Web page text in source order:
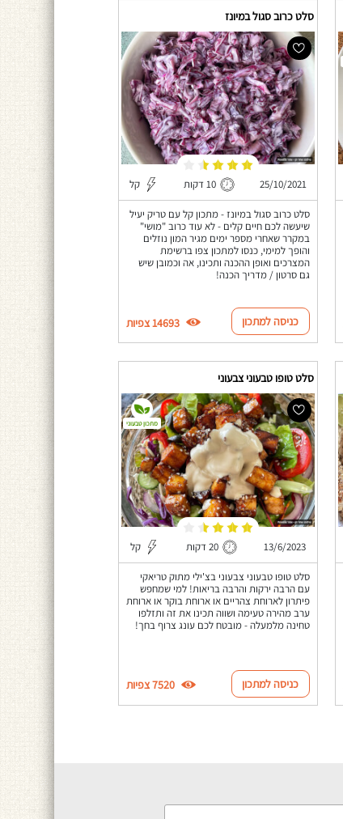
סלט כרוב סגול במיונז
25/10/2021 10 דקות קל
סלט כרוב סגול במיונז - מתכון קל עם טריק יעיל
שיעשה לכם חיים קלים - לא עוד כרוב "מושי"
במקרר שאחרי מספר ימים מגיר המון נוזלים
והופך למימי, כנסו למתכון צפו ברשימת
המצרכים ואופן ההכנה ותכינו, אה וכמובן שיש
גם סרטון / מדריך הכנה!
כניסה למתכון 14693 צפיות
סלט טופו טבעוני צבעוני
13/6/2023 20 דקות קל
סלט טופו טבעוני צבעוני בצ'ילי מתוק טריאקי
עם הרבה ירקות והרבה בריאות! למי שמחפש
פיתרון לארוחת צהריים או ארוחת בוקר או ארוחת
ערב מהירה טעימה ושווה תכינו את זה ותזלפו
טחינה מלמעלה - מובטח לכם עונג צרוף בחך!
מתכון טבעוני
כניסה למתכון 7520 צפיות